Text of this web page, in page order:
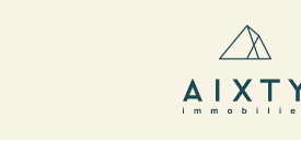
ACHETER